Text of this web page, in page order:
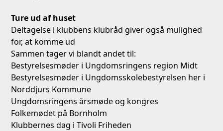
Ture ud af huset
Deltagelse i klubbens klubråd giver også mulighed
for, at komme ud
Sammen tager vi blandt andet til:
Bestyrelsesmøder i Ungdomsringens region Midt
Bestyrelsesmøder i Ungdomsskolebestyrelsen her i
Norddjurs Kommune
Ungdomsringens årsmøde og kongres
Folkemødet på Bornholm
Klubbernes dag i Tivoli Friheden